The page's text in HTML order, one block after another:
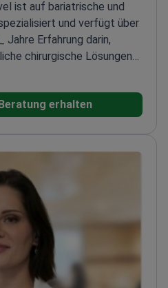
ist auf bariatrische und
und verfügt über
Erfahrung darin,
chirurgische Lösungen
(ASMBS)Zertifiziert
of Obesity Surgery und das
einschließlich
Bietet eine
die auf die individuellen
zugeschnitten ist
erhalten